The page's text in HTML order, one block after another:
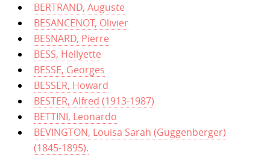
BERTRAND, Auguste
BESANCENOT, Olivier
BESNARD, Pierre
BESS, Hellyette
BESSE, Georges
BESSER, Howard
BESTER, Alfred (1913-1987)
BETTINI, Leonardo
BEVINGTON, Louisa Sarah (Guggenberger)
(1845-1895).